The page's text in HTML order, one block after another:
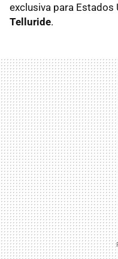
exclusiva para Estados
Telluride.